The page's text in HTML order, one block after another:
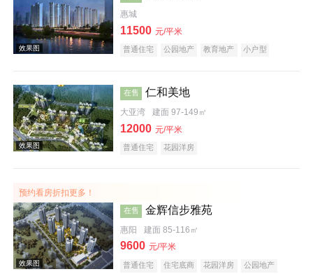
效果图
效果图
惠城
11500 元/平米
普通住宅 公园地产 教育地产 小户型
在售 仁和美地
大亚湾 建面 97-149㎡
12000 元/平米
普通住宅 花园洋房
预约看房折扣更多！
在售 金辉信步雅苑
惠阳 建面 85-116㎡
9600 元/平米
普通住宅 住宅底商 花园洋房
公园地产